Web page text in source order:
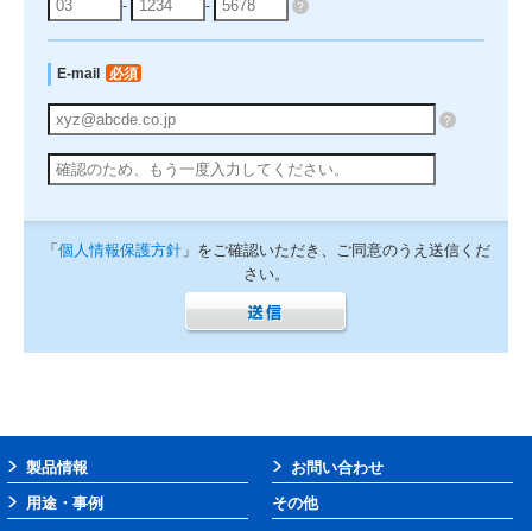
- - ?
E-mail 必須
?
「個人情報保護方針」をご確認いただき、ご同意のうえ送信くだ
さい。
製品情報
用途・事例
お問い合わせ
その他